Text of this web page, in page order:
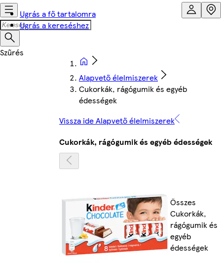
Ugrás a fő tartalomra
Ugrás a kereséshez
Alapvető élelmiszerek
Cukorkák, rágógumik és egyéb
édességek
Vissza ide Alapvető élelmiszerek
Cukorkák, rágógumik és egyéb édességek
Összes
Cukorkák,
rágógumik és
egyéb
édességek